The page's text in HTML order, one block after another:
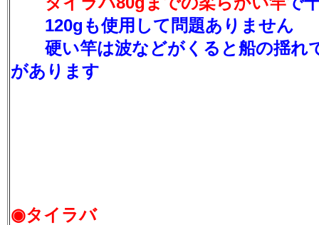
120gも使用して問題ありません
硬い竿は波などがくると船の揺れ
があります
◉タイラバ